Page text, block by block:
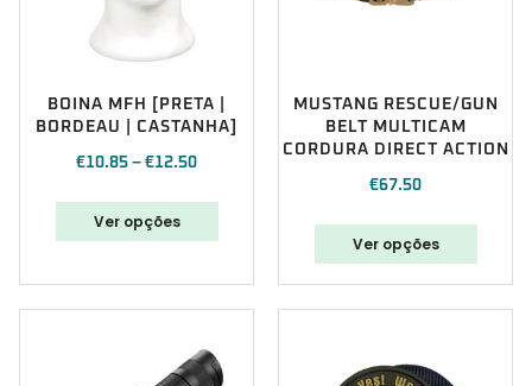
BOINA MFH [PRETA |
BORDEAU | CASTANHA]
€10.85 – €12.50
Ver opções
MUSTANG RESCUE/GUN
BELT MULTICAM
CORDURA DIRECT ACTION
€67.50
Ver opções